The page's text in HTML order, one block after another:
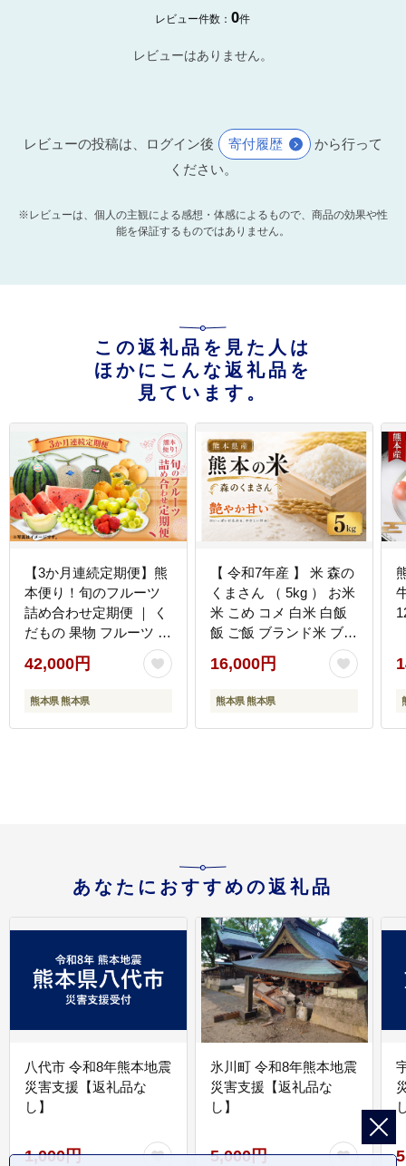
レビュー件数：0件
レビューはありません。
レビューの投稿は、ログイン後 寄付履歴
から行って
ください。
※レビューは、個人の主観による感想・体感によるもので、商品の効果や性
能を保証するものではありません。
この返礼品を見た人は
ほかにこんな返礼品を
見ています。
【3か月連続定期便】熊
本便り！旬のフルーツ
詰め合わせ定期便 ｜ く
だもの 果物 フルーツ 旬
いちご 柑橘 みかん トマ
ト メロン すいか シャイ
ンマスカット 梨 柿 熊本
42,000円
熊本県 熊本県
【 令和7年産 】 米 森の
くまさん （ 5kg ） お米
米 こめ コメ 白米 白飯
飯 ご飯 ブランド米 ブラ
ンド 国産 熊本県産 甘み
旨み 食感 食卓
16,000円
熊本県 熊本県
あなたにおすすめの返礼品
八代市 令和8年熊本地震
災害支援【返礼品な
し】
1,000円
氷川町 令和8年熊本地震
災害支援【返礼品な
し】
5,000円